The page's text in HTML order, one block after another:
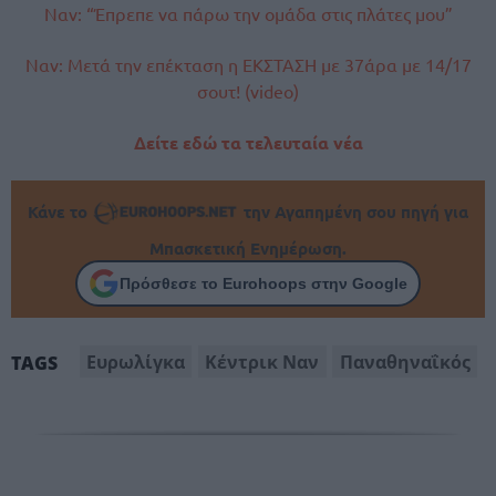
Ναν: “Έπρεπε να πάρω την ομάδα στις πλάτες μου”
Ναν: Μετά την επέκταση η ΕΚΣΤΑΣΗ με 37άρα με 14/17
σουτ! (video)
Δείτε εδώ τα τελευταία νέα
Κάνε το
την Αγαπημένη σου πηγή για
Μπασκετική Ενημέρωση.
Πρόσθεσε το Eurohoops στην Google
TAGS Ευρωλίγκα Κέντρικ Ναν Παναθηναΐκός